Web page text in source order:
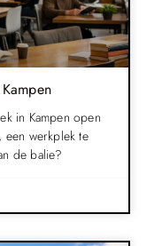
in Kampen open
werkplek te
de balie?